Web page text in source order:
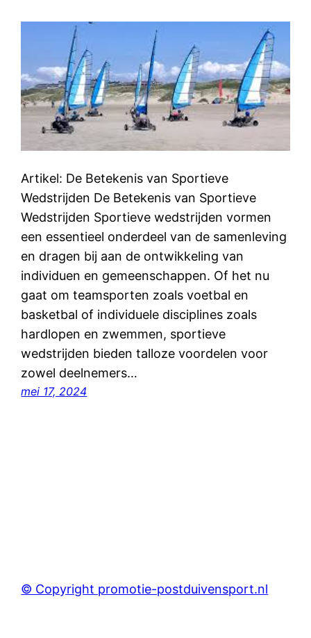
Artikel: De Betekenis van Sportieve
Wedstrijden De Betekenis van Sportieve
Wedstrijden Sportieve wedstrijden vormen
een essentieel onderdeel van de samenleving
en dragen bij aan de ontwikkeling van
individuen en gemeenschappen. Of het nu
gaat om teamsporten zoals voetbal en
basketbal of individuele disciplines zoals
hardlopen en zwemmen, sportieve
wedstrijden bieden talloze voordelen voor
zowel deelnemers…
mei 17, 2024
© Copyright promotie-postduivensport.nl